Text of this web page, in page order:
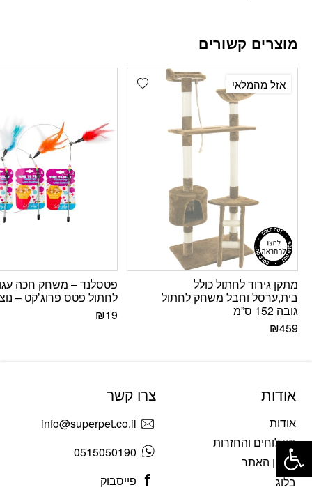
מוצרים קשורים
Add wishlist אזל מהמלאי
מתקן גירוד לחתול כולל
בית,ערסל וחבל משחק לחתול
גובה 152 ס”מ
₪459
פטסלנד – משחק חכה
לחתול פטס פרוג’קט –
₪19
אודות
אודות
משלוחים והחזרות
תקנון האתר
בלוג
צרו קשר
info@superpet.co.il
0515050190
פייסבוק
פתח סרגל נגישות